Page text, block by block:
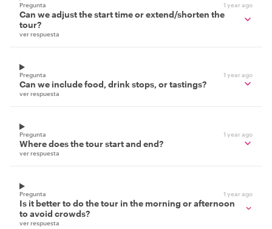
Pregunta 1 year ago
Can we adjust the start time or extend/shorten the
tour?
ver respuesta
Pregunta 1 year ago
Can we include food, drink stops, or tastings?
ver respuesta
Pregunta 1 year ago
Where does the tour start and end?
ver respuesta
Pregunta 1 year ago
Is it better to do the tour in the morning or afternoon
to avoid crowds?
ver respuesta